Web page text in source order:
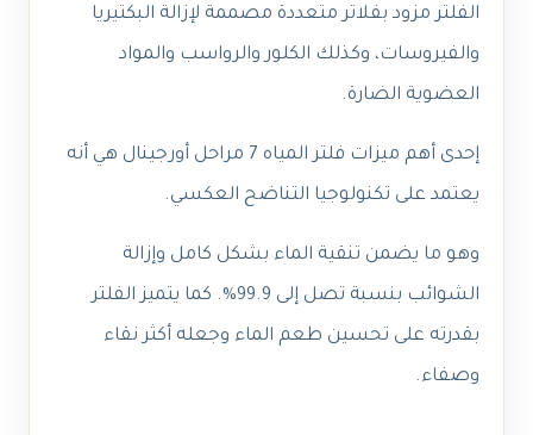
الفلتر مزود بفلاتر متعددة مصممة لإزالة البكتيريا
والفيروسات، وكذلك الكلور والرواسب والمواد
العضوية الضارة.
إحدى أهم ميزات فلتر المياه 7 مراحل أورجينال هي أنه
يعتمد على تكنولوجيا التناضح العكسي.
وهو ما يضمن تنقية الماء بشكل كامل وإزالة
الشوائب بنسبة تصل إلى 99.9%. كما يتميز الفلتر
بقدرته على تحسين طعم الماء وجعله أكثر نقاء
وصفاء.